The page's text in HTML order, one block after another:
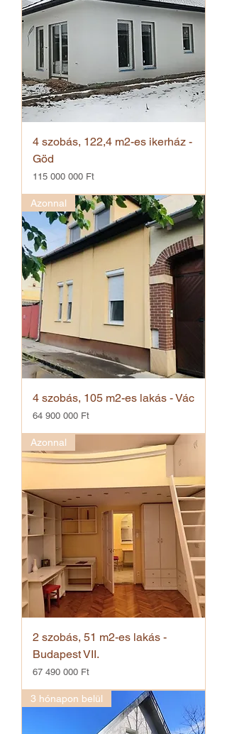
4 szobás, 122,4 m2-es ikerház -
Göd
Ár
115 000 000 Ft
Azonnal
4 szobás, 105 m2-es lakás - Vác
Ár
64 900 000 Ft
Azonnal
2 szobás, 51 m2-es lakás -
Budapest VII.
Ár
67 490 000 Ft
3 hónapon belül